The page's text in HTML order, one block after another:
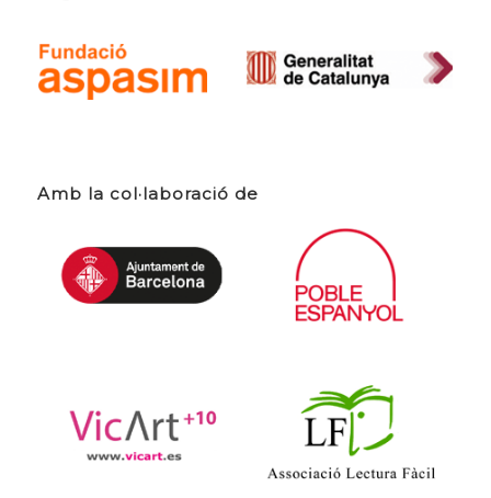
Amb la col·laboració de